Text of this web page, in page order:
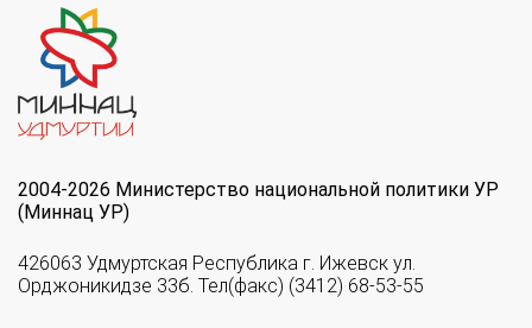
2004-2026 Министерство национальной политики УР
(Миннац УР)
426063 Удмуртская Республика г. Ижевск ул.
Орджоникидзе 33б. Тел(факс) (3412) 68-53-55